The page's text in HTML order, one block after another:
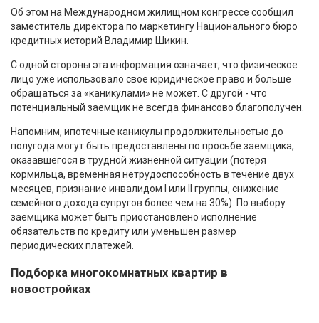
Об этом на Международном жилищном конгрессе сообщил
заместитель директора по маркетингу Национального бюро
кредитных историй Владимир Шикин.
С одной стороны эта информация означает, что физическое
лицо уже использовало свое юридическое право и больше
обращаться за «каникулами» не может. С другой - что
потенциальный заемщик не всегда финансово благополучен.
Напомним, ипотечные каникулы продолжительностью до
полугода могут быть предоставлены по просьбе заемщика,
оказавшегося в трудной жизненной ситуации (потеря
кормильца, временная нетрудоспособность в течение двух
месяцев, признание инвалидом I или II группы, снижение
семейного дохода супругов более чем на 30%). По выбору
заемщика может быть приостановлено исполнение
обязательств по кредиту или уменьшен размер
периодических платежей.
Подборка многокомнатных квартир в
новостройках